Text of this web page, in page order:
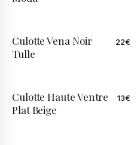
Culotte Vena Noir
Tulle
22€
Culotte Haute Ventre
Plat Beige
13€